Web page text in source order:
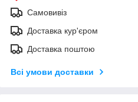
Самовивіз
Доставка кур'єром
Доставка поштою
Всі умови доставки